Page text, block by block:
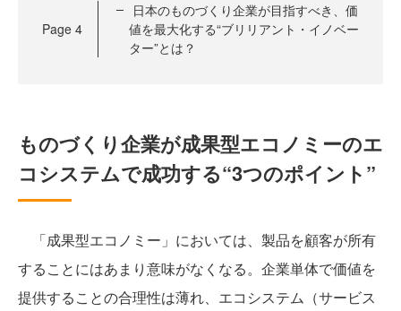
Page 4
日本のものづくり企業が目指すべき、価
値を最大化する“ブリリアント・イノベー
ター”とは？
ものづくり企業が成果型エコノミーのエ
コシステムで成功する“3つのポイント”
「成果型エコノミー」においては、製品を顧客が所有
することにはあまり意味がなくなる。企業単体で価値を
提供することの合理性は薄れ、エコシステム（サービス